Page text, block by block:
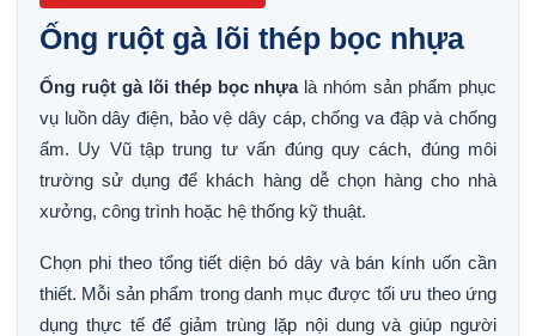
Ống ruột gà lõi thép bọc nhựa
Ống ruột gà lõi thép bọc nhựalà nhóm sản phẩm phục
vụ luồn dây điện, bảo vệ dây cáp, chống va đập và chống
ẩm. Uy Vũ tập trung tư vấn đúng quy cách, đúng môi
trường sử dụng để khách hàng dễ chọn hàng cho nhà
xưởng, công trình hoặc hệ thống kỹ thuật.
Chọn phi theo tổng tiết diện bó dây và bán kính uốn cần
thiết. Mỗi sản phẩm trong danh mục được tối ưu theo ứng
dụng thực tế để giảm trùng lặp nội dung và giúp người